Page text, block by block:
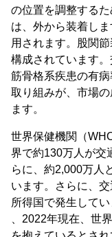
の位置を調整する
は、外から装着し
用されます。股関
構成されています。
筋骨格系疾患の有
取り組みが、市場
ます。
世界保健機関（
界で約130万人が交
らに、約2,000万人
います。さらに、
所得国で発生して
、2022年現在、世